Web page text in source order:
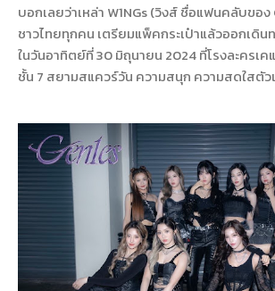
บอกเลยว่าเหล่า W1NGs (วิงส์ ชื่อแฟนคลับของ
ชาวไทยทุกคน เตรียมแพ็คกระเป๋าแล้วออกเดิ
ในวันอาทิตย์ที่ 30 มิถุนายน 2024 ที่โรงละครเ
ชั้น 7 สยามสแควร์วัน ความสนุก ความสดใสตั